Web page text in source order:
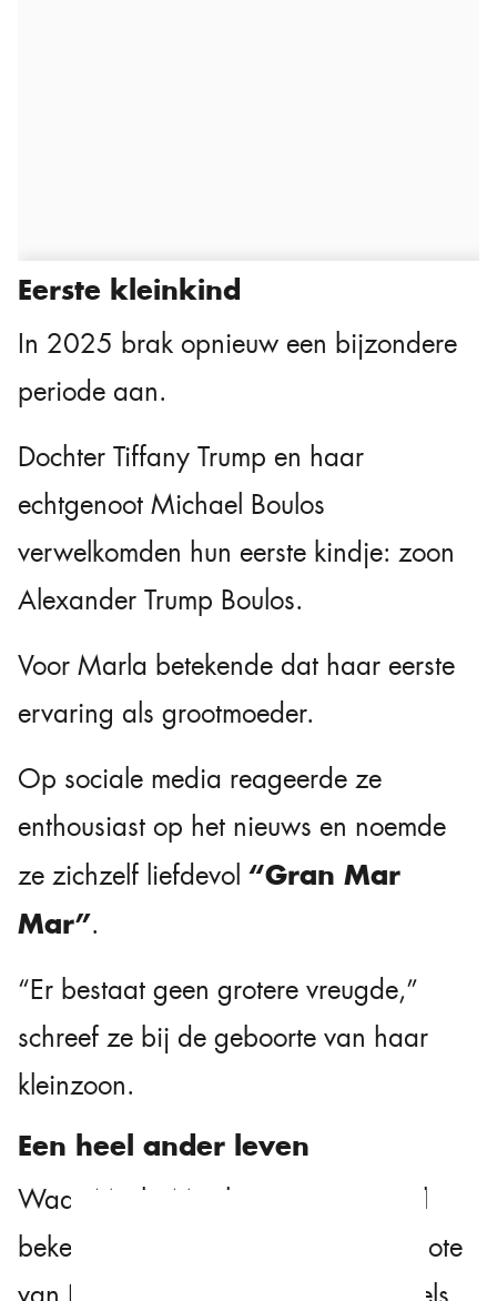
Eerste kleinkind
In 2025 brak opnieuw een bijzondere
periode aan.
Dochter Tiffany Trump en haar
echtgenoot Michael Boulos
verwelkomden hun eerste kindje: zoon
Alexander Trump Boulos.
Voor Marla betekende dat haar eerste
ervaring als grootmoeder.
Op sociale media reageerde ze
enthousiast op het nieuws en noemde
ze zichzelf liefdevol “Gran Mar
Mar”.
“Er bestaat geen grotere vreugde,”
schreef ze bij de geboorte van haar
kleinzoon.
Een heel ander leven
Waar Marla Maples vroeger vooral
bekendstond als de tweede echtgenote